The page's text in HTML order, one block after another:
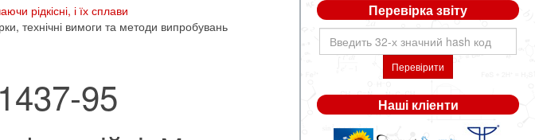
рідкісні, і їх сплави
технічні вимоги та методи випробувань
95
Перевірка звіту
Перевірити
Наші кліенти